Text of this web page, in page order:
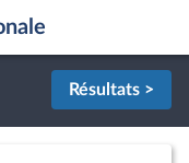
Résultats >